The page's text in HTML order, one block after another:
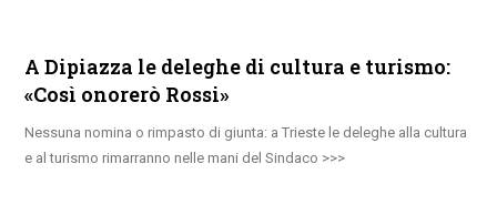
A Dipiazza le deleghe di cultura e turismo:
«Così onorerò Rossi»
Nessuna nomina o rimpasto di giunta: a Trieste le deleghe alla cultura
e al turismo rimarranno nelle mani del Sindaco